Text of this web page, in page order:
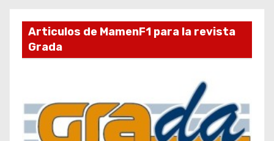
Articulos de MamenF1 para la revista
Grada